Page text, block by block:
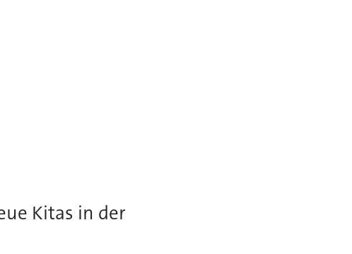
Kitas in der